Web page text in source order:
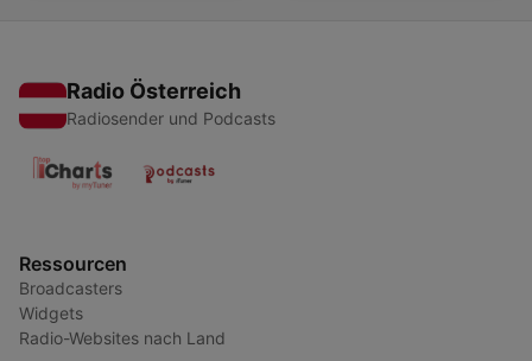
Radio Österreich
Radiosender und Podcasts
Ressourcen
Broadcasters
Widgets
Radio-Websites nach Land